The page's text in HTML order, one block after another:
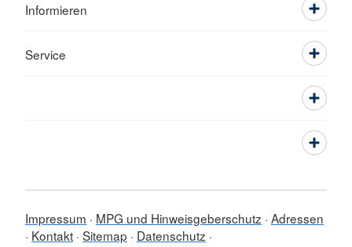
Informieren
Service
Impressum MPG und Hinweisgeberschutz Adressen
Kontakt Sitemap
Datenschutz